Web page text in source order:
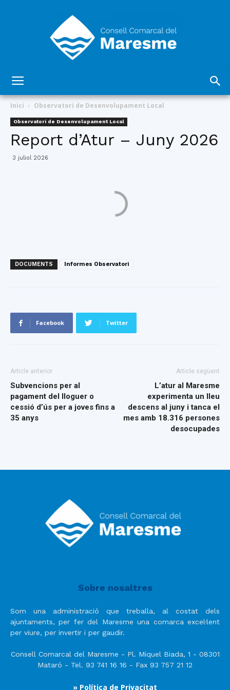
Comarcal
Inici Observatori de Desenvolupament Local
Observatori de Desenvolupament Local
Report d’Atur – Juny 2026
3 juliol 2026
DOCUMENTS Informes Observatori
Facebook Twitter
Article anterior
Subvencions per al
pagament del lloguer o
cessió d’ús per a joves fins a
35 anys
Article següent
L’atur al Maresme
experimenta un lleu
descens al juny i tanca el
mes amb 18.316 persones
desocupades
Sobre nosaltres
Som una administració que treballa, al costat dels
ajuntaments, per fer del Maresme una comarca excel·lent
per viure, per invertir i per gaudir.
Consell Comarcal del Maresme - Pl. Miquel Biada, 1 - 08301
Mataró - Tel. 93 741 16 16 - Fax 93 757 21 12
» Política de Privacitat